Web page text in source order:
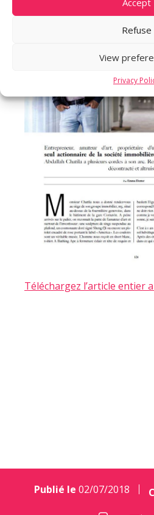
Refuse
View
Privacy
Téléchargez l’article entier
Publié le 02/07/2018